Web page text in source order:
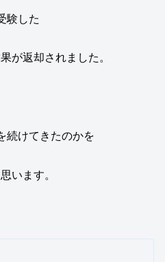
験した
が返却されました。
続けてきたのかを
います。